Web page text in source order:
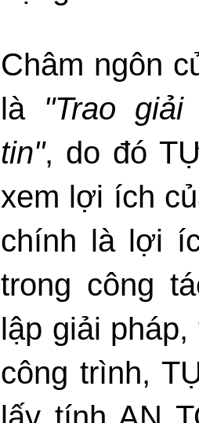
Châm ngôn
là "Trao
tin", do đó
xem lợi ích
chính là lợi
trong công
lập giải
công trình,